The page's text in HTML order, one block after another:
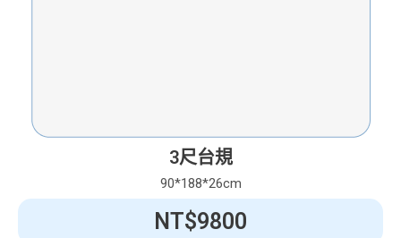
3尺台規
90*188*26cm
NT$9800